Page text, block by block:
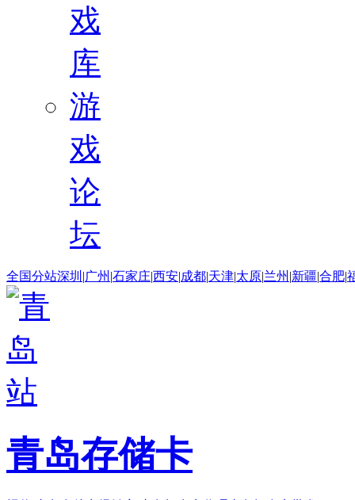
戏
库
游
戏
论
坛
全国分站深圳 |广州 |石家庄|西安|成都|天津|太原|兰州 |新疆|合肥|
青岛存储卡